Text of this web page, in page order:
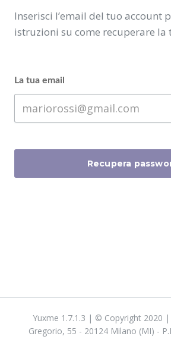
Inserisci l’email del tuo account
istruzioni su come recuperare la
La tua email
Recupera
Yuxme 1.7.1.3 | © Copyright 2020 |
Gregorio, 55 - 20124 Milano (MI) -